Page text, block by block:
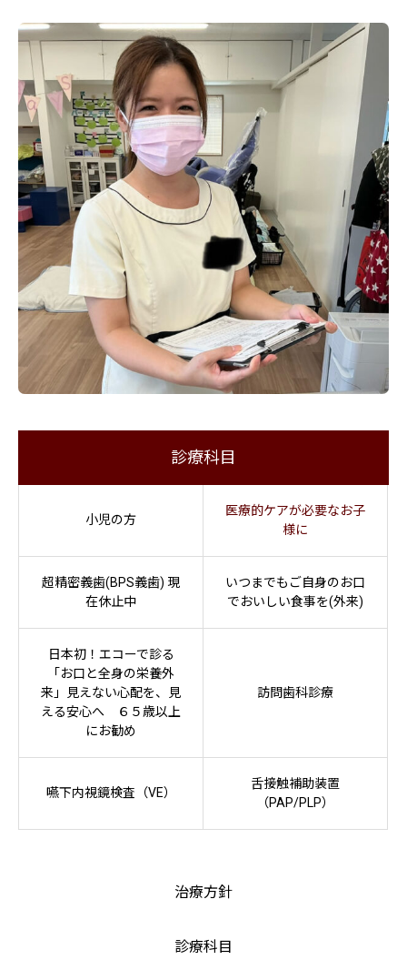
診療科目
小児の方
医療的ケアが必要なお子
様に
超精密義歯(BPS義歯) 現
在休止中
いつまでもご自身のお口
でおいしい食事を(外来)
日本初！エコーで診る
「お口と全身の栄養外
来」見えない心配を、見
える安心へ ６５歳以上
にお勧め
訪問歯科診療
嚥下内視鏡検査（VE）
舌接触補助装置
（PAP/PLP）
治療方針
診療科目